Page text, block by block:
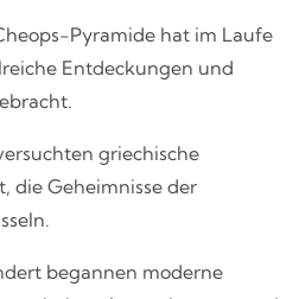
Pyramide hat im Laufe
Entdeckungen und
griechische
die Geheimnisse der
begannen moderne